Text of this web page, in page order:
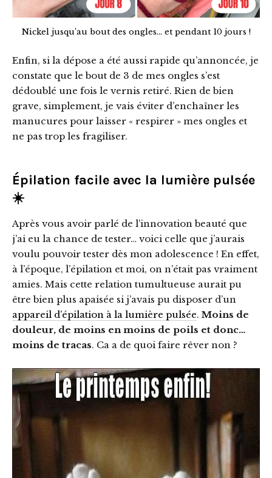
Nickel jusqu’au bout des ongles… et pendant 10 jours !
Enfin, si la dépose a été aussi rapide qu’annoncée, je
constate que le bout de 3 de mes ongles s’est
dédoublé une fois le vernis retiré. Rien de bien
grave, simplement, je vais éviter d’enchaîner les
manucures pour laisser « respirer » mes ongles et
ne pas trop les fragiliser.
Épilation facile avec la lumière pulsée
☀️
Après vous avoir parlé de l’innovation beauté que
j’ai eu la chance de tester… voici celle que j’aurais
voulu pouvoir tester dès mon adolescence ! En effet,
à l’époque, l’épilation et moi, on n’était pas vraiment
amies. Mais cette relation tumultueuse aurait pu
être bien plus apaisée si j’avais pu disposer d’un
appareil d’épilation à la lumière pulsée. Moins de
douleur, de moins en moins de poils et donc…
moins de tracas. Ca a de quoi faire rêver non ?